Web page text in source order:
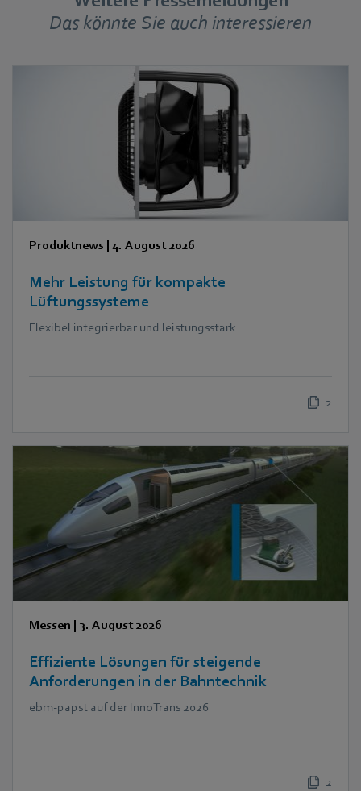
Das könnte Sie auch interessieren
Produktnews | 4. August 2026
Mehr Leistung für kompakte
Lüftungssysteme
Flexibel integrierbar und leistungsstark
2
Messen | 3. August 2026
Effiziente Lösungen für steigende
Anforderungen in der Bahntechnik
ebm‑papst auf der InnoTrans 2026
2